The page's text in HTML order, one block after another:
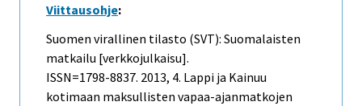
Viittausohje:
Suomen virallinen tilasto (SVT): Suomalaisten
matkailu [verkkojulkaisu].
ISSN=1798-8837. 2013, 4. Lappi ja Kainuu
kotimaan maksullisten vapaa-ajanmatkojen